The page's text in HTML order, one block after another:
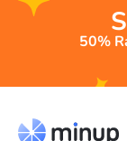
50%